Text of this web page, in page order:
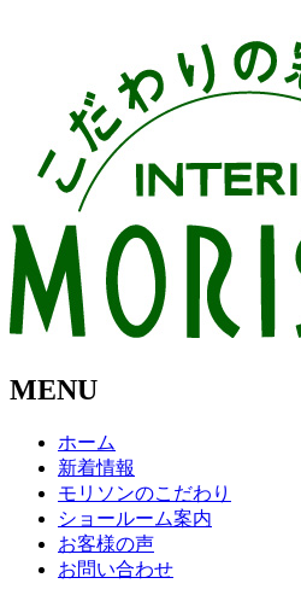
MENU
ホーム
新着情報
モリソンのこだわり
ショールーム案内
お客様の声
お問い合わせ